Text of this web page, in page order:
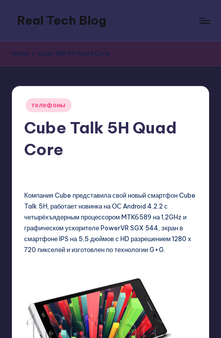
content
Real Tech Blog
on
and
digital
policy.
Home Cube Talk 5H Quad Core
Posted
in
телефоны
Cube Talk 5H Quad
Core
Компания Cube представила свой новый смартфон Cube
Talk 5Н, работает новинка на ОС Android 4.2.2 с
четырёхъядерным процессором MTK6589 на 1,2GHz и
графическом ускорителе PowerVR SGX 544, экран в
смартфоне IPS на 5,5 дюймов с HD разрешением 1280 х
720 пикселей и изготовлен по технологии G+G.